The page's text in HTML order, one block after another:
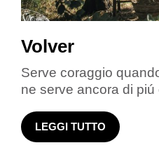
Volver
Serve coraggio
ne serve ancora di
LEGGI TUTTO